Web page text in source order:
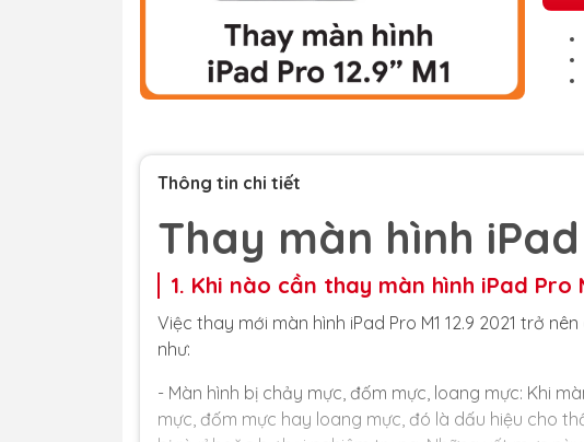
Thông tin chi tiết
Thay màn hình iPad
1. Khi nào cần thay màn hình iPad Pro
Việc thay mới màn hình iPad Pro M1 12.9 2021 trở
như:
- Màn hình bị chảy mực, đốm mực, loang mực: Khi
mực, đốm mực hay loang mực, đó là dấu hiệu cho